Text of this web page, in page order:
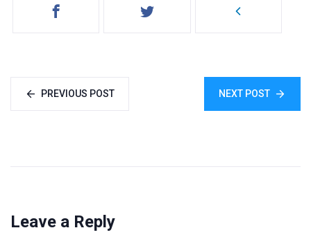
PREVIOUS POST NEXT POST
Leave a Reply